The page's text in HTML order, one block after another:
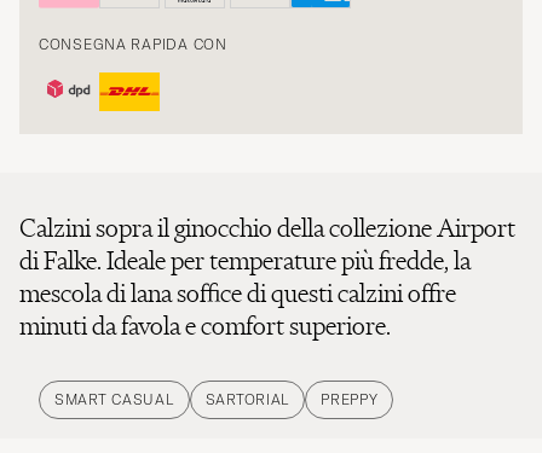
CONSEGNA RAPIDA CON
Calzini sopra il ginocchio della collezione Airport
di Falke. Ideale per temperature più fredde, la
mescola di lana soffice di questi calzini offre
minuti da favola e comfort superiore.
SMART CASUAL SARTORIAL PREPPY